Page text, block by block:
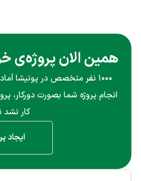
همین الان پروژه‌ی
۱۰۰۰ نفر متخصص در پونیشا
انجام پروژه شما بصورت دورکار،
کار نشد
ایجاد